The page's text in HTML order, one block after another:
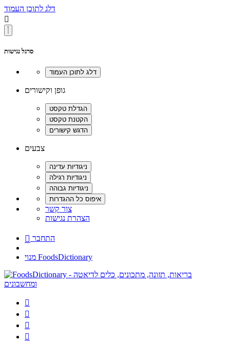
דלג לתוכן העמוד

סרגל נגישות
גופן וקישורים
צבעים
צור קשר
הצהרת נגישות
 התחבר
מנוי FoodsDictionary



